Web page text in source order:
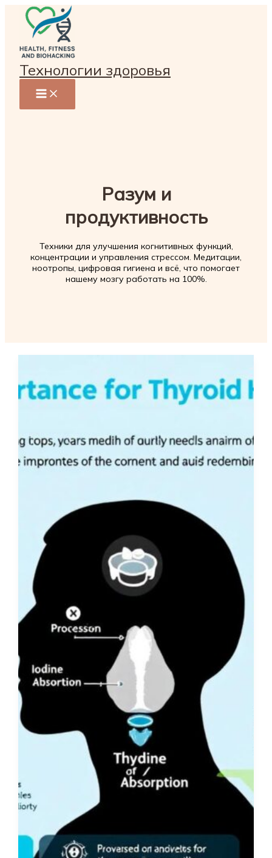
Перейти
содержимому
Технологии здоровья
Разум и
продуктивность
Техники для улучшения когнитивных функций,
концентрации и управления стрессом. Медитации,
ноотропы, цифровая гигиена и всё, что помогает
нашему мозгу работать на 100%.